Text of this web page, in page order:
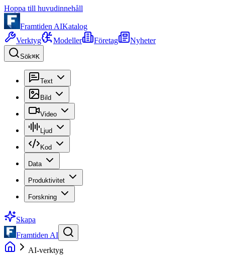
Hoppa till huvudinnehåll
Framtiden AIKatalog
Verktyg
Modeller Företag Nyheter
Sök⌘K
Text
Bild
Video
Ljud
Kod
Data
Produktivitet
Forskning
Skapa
Framtiden AI
AI-verktyg